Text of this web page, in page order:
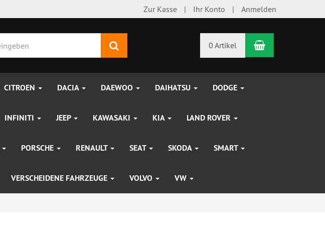
Zur Kasse Ihr Konto Anmelden
0 Artikel Warenkorb
CITROEN DACIA DAEWOO DAIHATSU DODGE
INFINITI JEEP KAWASAKI KIA LAND ROVER
PORSCHE RENAULT SEAT SKODA SMART
VERSCHEIDENE FAHRZEUGE VOLVO VW